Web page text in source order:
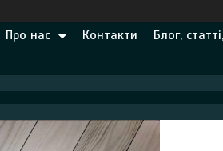
Про нас Контакти Блог,